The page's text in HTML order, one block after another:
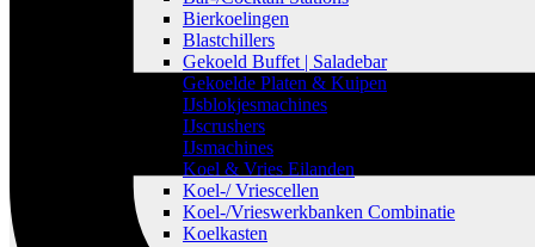
Bierkoelingen
Blastchillers
Gekoeld Buffet | Saladebar
Gekoelde Platen & Kuipen
IJsblokjesmachines
IJscrushers
IJsmachines
Koel & Vries Eilanden
Koel-/ Vriescellen
Koel-/Vrieswerkbanken Combinatie
Koelkasten